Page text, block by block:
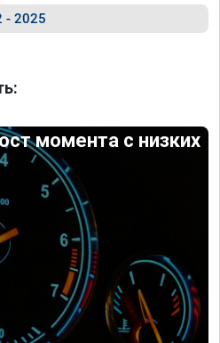
- 2025
момента с низких